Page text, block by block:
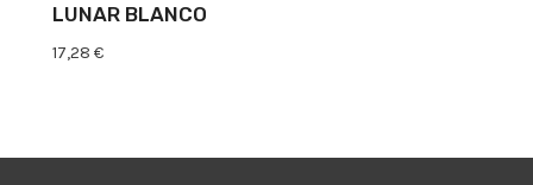
LUNAR BLANCO
17,28 €